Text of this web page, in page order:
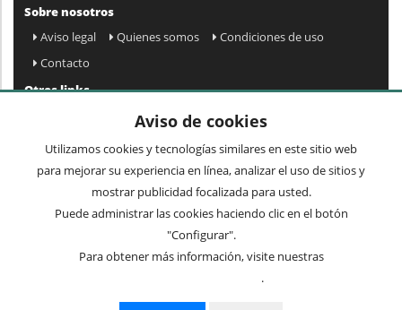
Sobre nosotros
Aviso legal
Quienes somos
Condiciones de uso
Contacto
Otros links
Preguntas frecuentes
Mi cuenta
Condiciones de envío y devolución
Newsletter
Acepto privacidad
Aviso de cookies
Utilizamos cookies y tecnologías similares en este sitio web
para mejorar su experiencia en línea, analizar el uso de sitios y
mostrar publicidad focalizada para usted.
Puede administrar las cookies haciendo clic en el botón
"Configurar".
Para obtener más información, visite nuestras
.